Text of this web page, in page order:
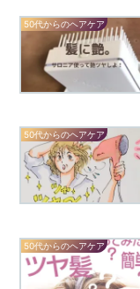
50代からのヘアケア
50代からのヘアケア
50代からのヘアケア